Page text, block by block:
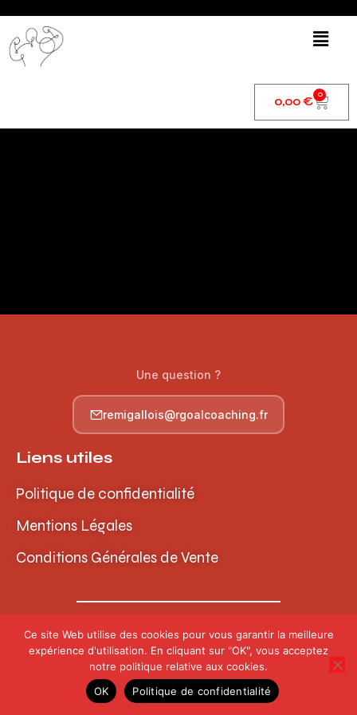
0,00€
0
Une question ?
remigallois@rgoalcoaching.fr
Liens utiles
Politique de confidentialité
Mentions Légales
Conditions Générales de Vente
© 2026 RGoal Coaching – Gallois Academy | Tous
droits réservés
Ce site Web utilise des cookies pour vous garantir la meilleure
expérience d'utilisation. En cliquant sur "OK", vous acceptez
notre politique relative aux cookies.
OK
Politique de confidentialité